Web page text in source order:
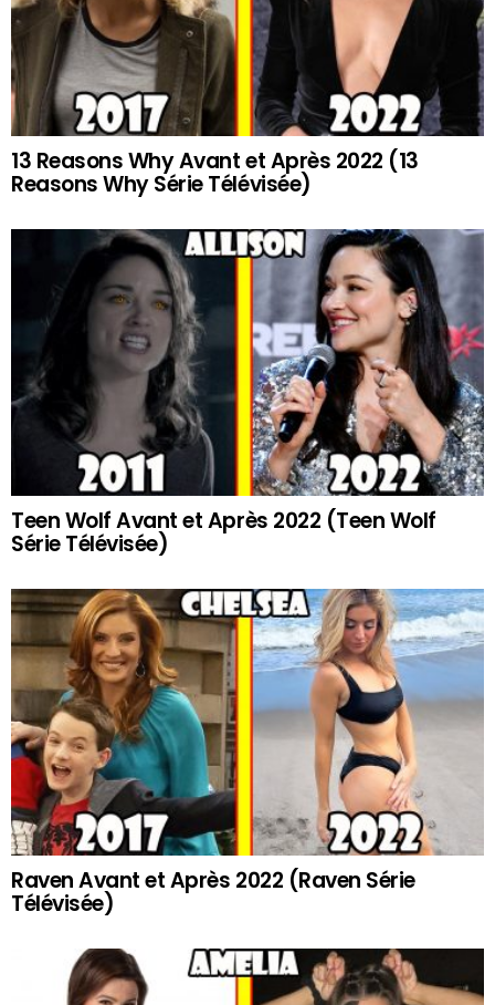
13 Reasons Why Avant et Après 2022 (13
Reasons Why Série Télévisée)
Teen Wolf Avant et Après 2022 (Teen Wolf
Série Télévisée)
Raven Avant et Après 2022 (Raven Série
Télévisée)